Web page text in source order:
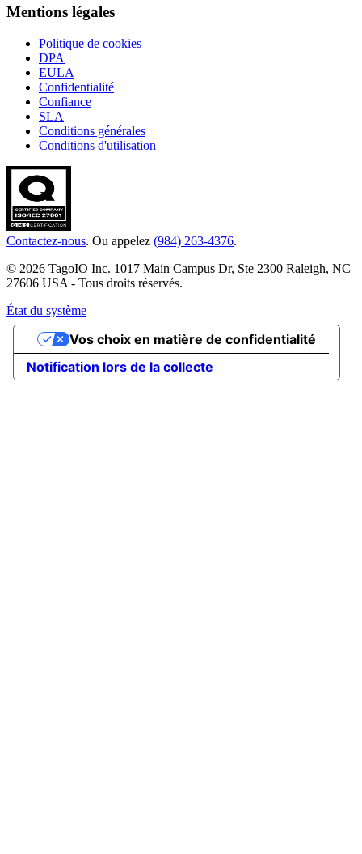
Mentions légales
Politique de cookies
DPA
EULA
Confidentialité
Confiance
SLA
Conditions générales
Conditions d'utilisation
Contactez-nous. Ou appelez (984) 263-4376.
© 2026 TagoIO Inc. 1017 Main Campus Dr, Ste 2300 Raleigh, NC
27606 USA - Tous droits réservés.
État du système
Notification lors de la collecte
Vos choix en matière de confidentialité